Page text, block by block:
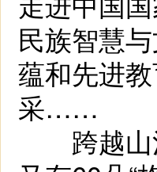
民族智慧
蕴和先进
采……
跨越山